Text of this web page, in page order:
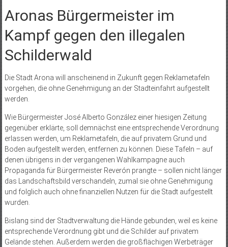
Aronas Bürgermeister im
Kampf gegen den illegalen
Schilderwald
Die Stadt Arona will anscheinend in Zukunft gegen Reklametafeln
vorgehen, die ohne Genehmigung an der Stadteinfahrt aufgestellt
werden.
Wie Bürgermeister José Alberto González einer hiesigen Zeitung
gegenüber erklärte, soll demnächst eine entsprechende Verordnung
erlassen werden, um Reklametafeln, die auf privatem Grund und
Boden aufgestellt werden, entfernen zu können. Diese Tafeln – auf
denen übrigens in der vergangenen Wahlkampagne auch
Propaganda für Bürgermeister Reverón prangte – sollen nicht länger
das Landschaftsbild verschandeln, zumal sie ohne Genehmigung
und folglich auch ohne finanziellen Nutzen für die Stadt aufgestellt
wurden.
Bislang sind der Stadtverwaltung die Hände gebunden, weil es keine
entsprechende Verordnung gibt und die Schilder auf privatem
Gelände stehen. Außerdem werden die großflächigen Werbeträger